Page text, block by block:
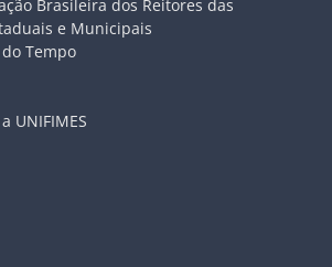
Brasileira dos Reitores das
e Municipais
Tempo
UNIFIMES